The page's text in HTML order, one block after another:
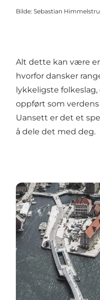
Bilde: Sebastian
Alt dette kan være
hvorfor dansker
lykkeligste
oppført som
Uansett er det et
å dele det med deg.